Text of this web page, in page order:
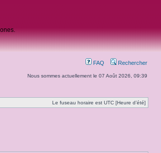
FAQ Rechercher
Nous sommes actuellement le 07 Août 2026, 09:39
Le fuseau horaire est UTC [Heure d’été]